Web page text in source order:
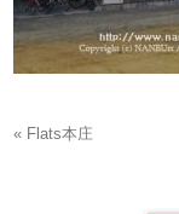
« Flats本庄